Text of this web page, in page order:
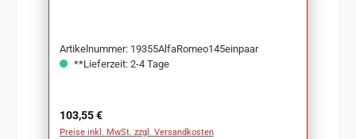
Artikelnummer: 19355AlfaRomeo145einpaar
**Lieferzeit: 2-4 Tage
Regulärer Preis:
103,55 €
Preise inkl. MwSt. zzgl. Versandkosten